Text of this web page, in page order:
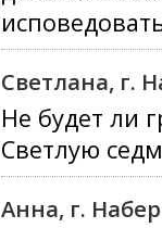
Светлана, г.
Не будет ли
Светлую
Анна, г.